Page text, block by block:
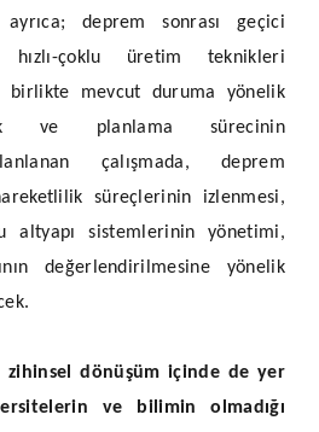
deprem sonrası geçici
hızlı-çoklu üretim teknikleri
birlikte mevcut duruma yönelik
ve planlama sürecinin
çalışmada, deprem
süreçlerinin izlenmesi,
altyapı sistemlerinin yönetimi,
değerlendirilmesine yönelik
zihinsel dönüşüm içinde de yer
ve bilimin olmadığı